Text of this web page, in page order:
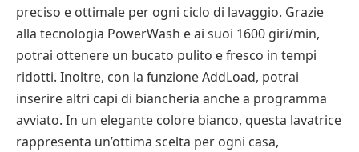
preciso e ottimale per ogni ciclo di lavaggio. Grazie
alla tecnologia PowerWash e ai suoi 1600 giri/min,
potrai ottenere un bucato pulito e fresco in tempi
ridotti. Inoltre, con la funzione AddLoad, potrai
inserire altri capi di biancheria anche a programma
avviato. In un elegante colore bianco, questa lavatrice
rappresenta un’ottima scelta per ogni casa,